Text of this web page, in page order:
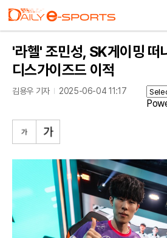
'라헬' 조민성, SK게이밍 떠
디스가이즈드 이적
김용우 기자 2025-06-04 11:17